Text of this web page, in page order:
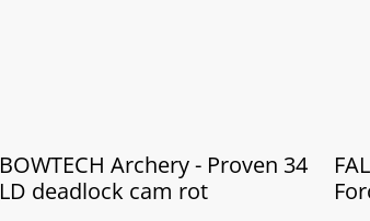
BOWTECH Archery - Proven 34
LD deadlock cam rot